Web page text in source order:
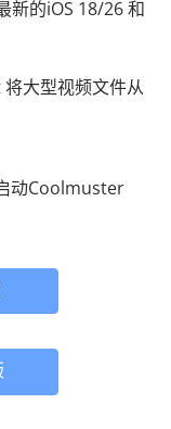
新的iOS 18/26 和
大型视频文件从
动Coolmuster